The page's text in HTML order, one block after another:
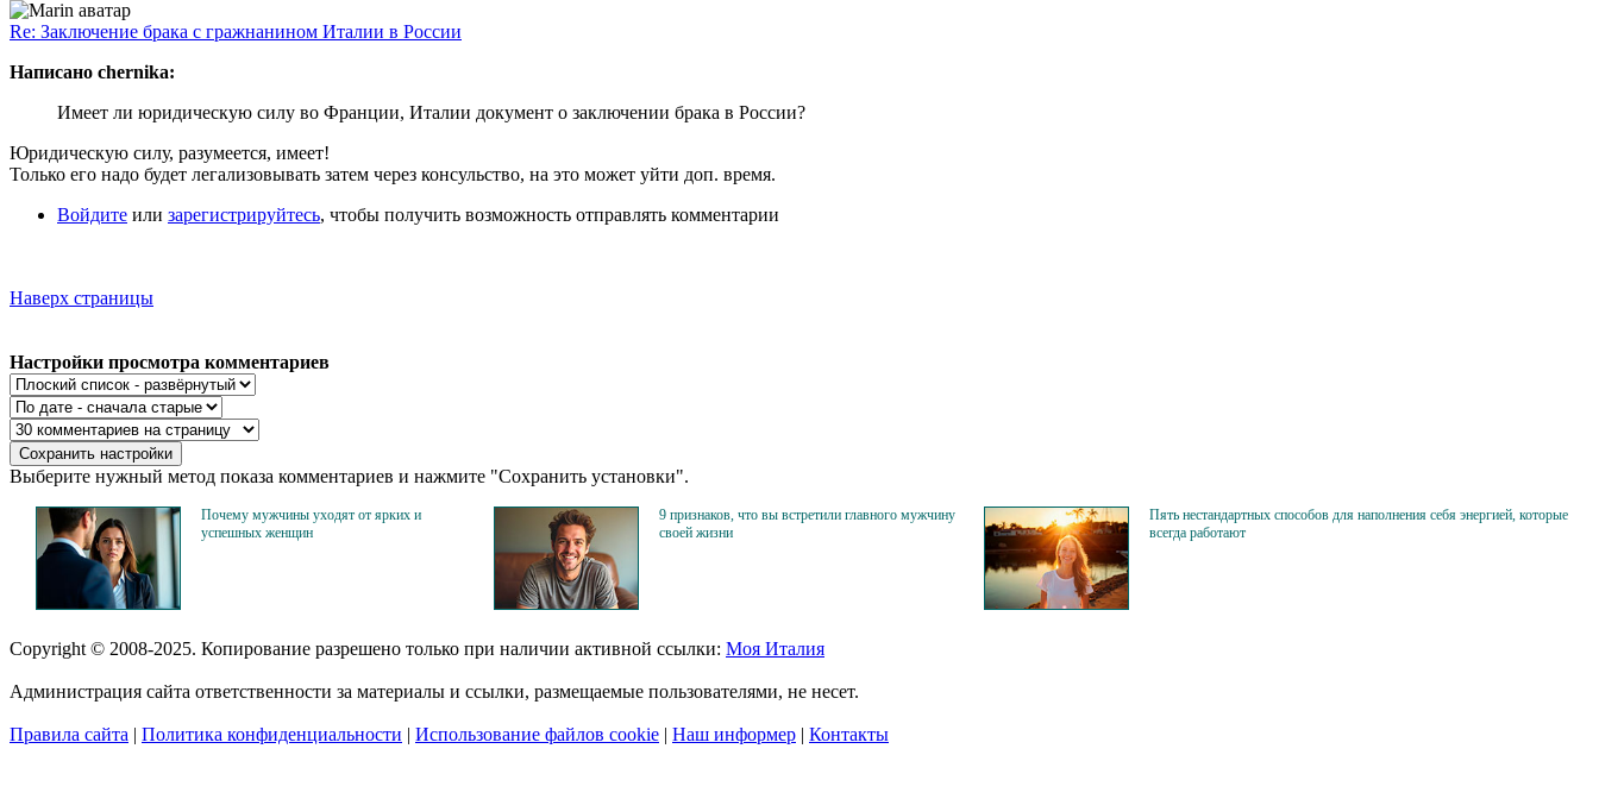
Re: Заключение брака с гражнанином Италии в России
Написано chernika:
Имеет ли юридическую силу во Франции, Италии документ о заключении брака в России?
Юридическую силу, разумеется, имеет!
Только его надо будет легализовывать затем через консульство, на это может уйти доп. время.
Войдите или зарегистрируйтесь, чтобы получить возможность отправлять комментарии
Наверх страницы
Настройки просмотра комментариев
Выберите нужный метод показа комментариев и нажмите "Сохранить установки".
Почему мужчины уходят от ярких и
успешных женщин
9 признаков, что вы встретили главного мужчину
своей жизни
Пять нестандартных способов для наполнения себя энергией, которые
всегда работают
Copyright © 2008-2025. Копирование разрешено только при наличии активной ссылки: Моя Италия
Администрация сайта ответственности за материалы и ссылки, размещаемые пользователями, не несет.
Правила сайта | Политика конфиденциальности | Использование файлов cookie | Наш информер | Контакты